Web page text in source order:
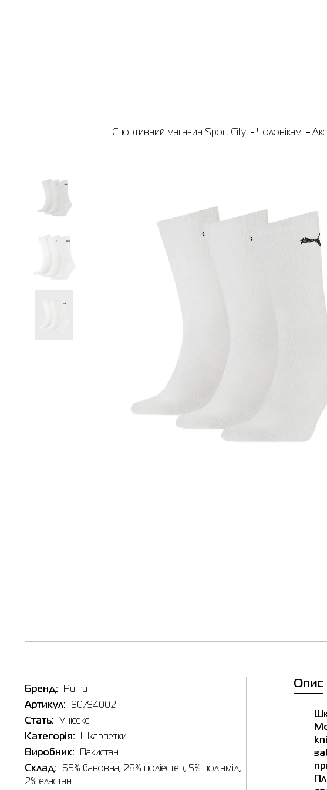
Спортивний магазин Sport City Чоловікам
Шкарпетки Puma
Ім'я
Бренд:
Puma
Артикул:
90794002
Стать:
Унісекс
Категорія:
Шкарпетки
Виробник:
Пакистан
Склад:
65% бавовна, 28% поліестер, 5% поліамід,
2% еластан
Опис